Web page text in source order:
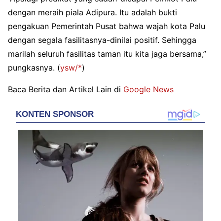
dengan meraih piala Adipura. Itu adalah bukti
pengakuan Pemerintah Pusat bahwa wajah kota Palu
dengan segala fasilitasnya-dinilai positif. Sehingga
marilah seluruh fasilitas taman itu kita jaga bersama,”
pungkasnya. (ysw/*)
Baca Berita dan Artikel Lain di Google News